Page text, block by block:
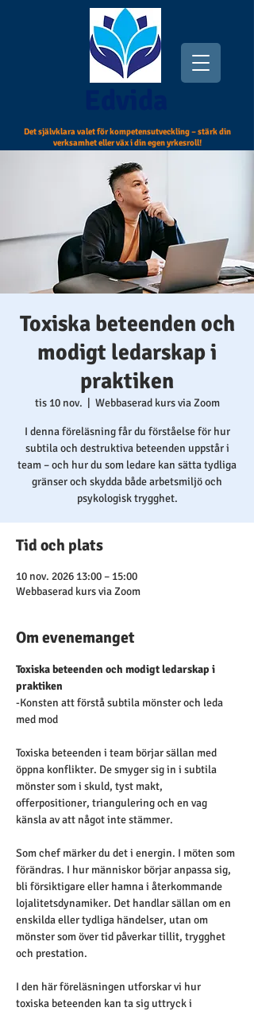
Det självklara valet för kompetensutveckling – stärk din
verksamhet eller väx i din egen yrkesroll!
Toxiska beteenden och
modigt ledarskap i
praktiken
tis 10 nov. Webbaserad kurs via Zoom
I denna föreläsning får du förståelse för hur
subtila och destruktiva beteenden uppstår i
team – och hur du som ledare kan sätta tydliga
gränser och skydda både arbetsmiljö och
psykologisk trygghet.
Tid och plats
10 nov. 2026 13:00 – 15:00
Webbaserad kurs via Zoom
Om evenemanget
Toxiska beteenden och modigt ledarskap i
praktiken
-Konsten att förstå subtila mönster och leda
med mod
Toxiska beteenden i team börjar sällan med
öppna konflikter. De smyger sig in i subtila
mönster som i skuld, tyst makt,
offerpositioner, triangulering och en vag
känsla av att något inte stämmer.
Som chef märker du det i energin. I möten som
förändras. I hur människor börjar anpassa sig,
bli försiktigare eller hamna i återkommande
lojalitetsdynamiker. Det handlar sällan om en
enskilda eller tydliga händelser, utan om
mönster som över tid påverkar tillit, trygghet
och prestation.
I den här föreläsningen utforskar vi hur
toxiska beteenden kan ta sig uttryck i